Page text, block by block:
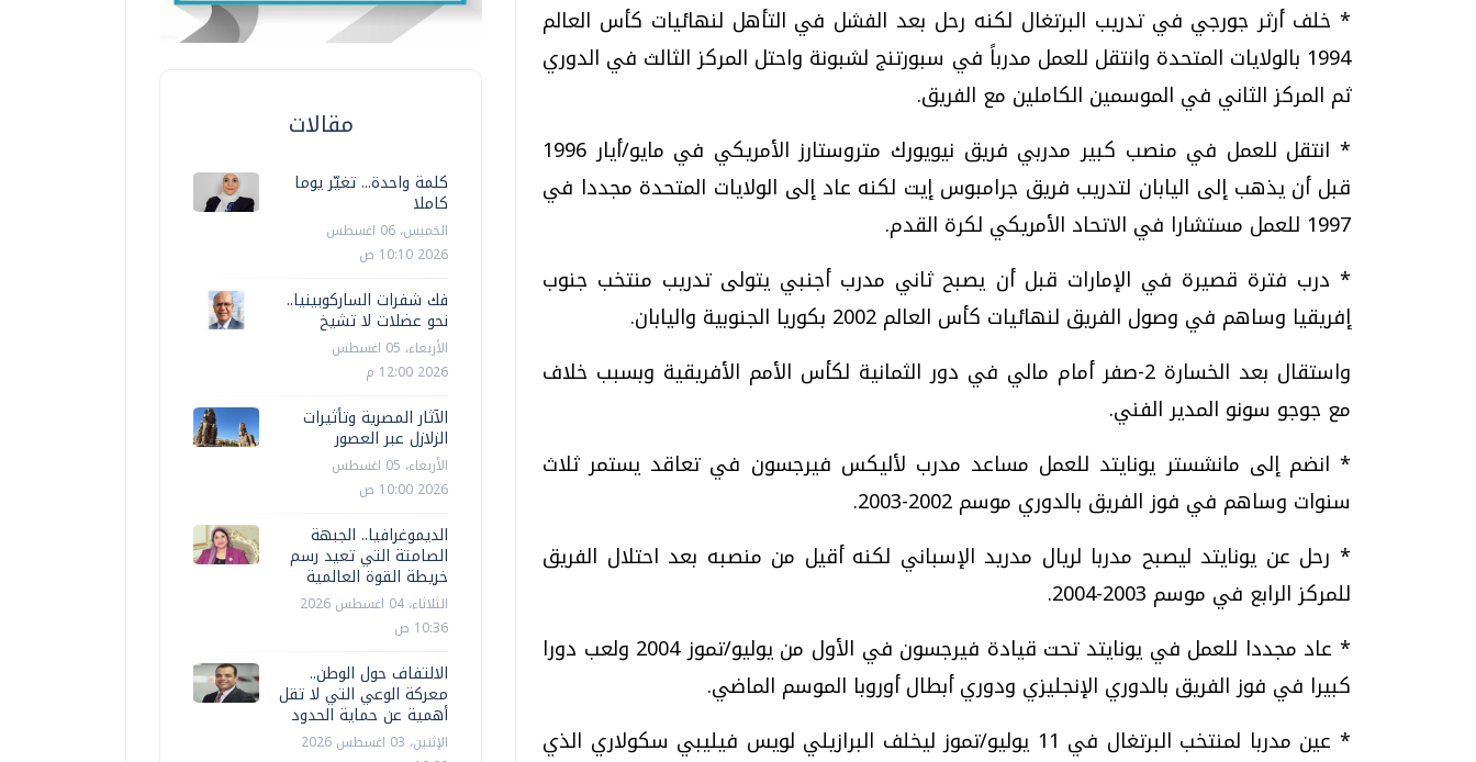
* خلف أرثر جورجي في تدريب البرتغال لكنه رحل بعد الفشل في التأهل لنهائيات كأس العالم
1994 بالولايات المتحدة وانتقل للعمل مدرباً في سبورتنج لشبونة واحتل المركز الثالث في الدوري
ثم المركز الثاني في الموسمين الكاملين مع الفريق.
* انتقل للعمل في منصب كبير مدربي فريق نيويورك متروستارز الأمريكي في مايو/أيار 1996
قبل أن يذهب إلى اليابان لتدريب فريق جرامبوس إيت لكنه عاد إلى الولايات المتحدة مجددا في
1997 للعمل مستشارا في الاتحاد الأمريكي لكرة القدم.
* درب فترة قصيرة في الإمارات قبل أن يصبح ثاني مدرب أجنبي يتولى تدريب منتخب جنوب
إفريقيا وساهم في وصول الفريق لنهائيات كأس العالم 2002 بكوريا الجنوبية واليابان.
واستقال بعد الخسارة 2-صفر أمام مالي في دور الثمانية لكأس الأمم الأفريقية وبسبب خلاف
مع جوجو سونو المدير الفني.
* انضم إلى مانشستر يونايتد للعمل مساعد مدرب لأليكس فيرجسون في تعاقد يستمر ثلاث
سنوات وساهم في فوز الفريق بالدوري موسم 2002-2003.
* رحل عن يونايتد ليصبح مدربا لريال مدريد الإسباني لكنه أقيل من منصبه بعد احتلال الفريق
للمركز الرابع في موسم 2003-2004.
* عاد مجددا للعمل في يونايتد تحت قيادة فيرجسون في الأول من يوليو/تموز 2004 ولعب دورا
كبيرا في فوز الفريق بالدوري الإنجليزي ودوري أبطال أوروبا الموسم الماضي.
* عين مدربا لمنتخب البرتغال في 11 يوليو/تموز ليخلف البرازيلي لويس فيليبي سكولاري الذي
مقالات
كلمة واحدة... تغيّر يوما
كاملا
الخميس، 06 اغسطس
2026 10:10 ص
فك شفرات الساركوبينيا..
نحو عضلات لا تشيخ
الأربعاء، 05 اغسطس
2026 12:00 م
الآثار المصرية وتأثيرات
الزلازل عبر العصور
الأربعاء، 05 اغسطس
2026 10:00 ص
الديموغرافيا.. الجبهة
الصامتة التي تعيد رسم
خريطة القوة العالمية
الثلاثاء، 04 اغسطس 2026
10:36 ص
الالتفاف حول الوطن..
معركة الوعي التي لا تقل
أهمية عن حماية الحدود
الإثنين، 03 اغسطس 2026